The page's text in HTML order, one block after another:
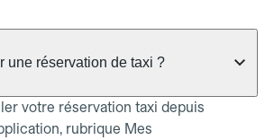
une réservation de taxi ?
votre réservation taxi depuis
rubrique Mes